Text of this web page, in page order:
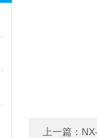
上一篇：